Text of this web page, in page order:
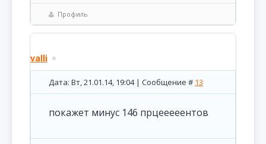
Профиль
valli
Дата: Вт, 21.01.14, 19:04 | Сообщение # 13
покажет минус 146 прцееееентов